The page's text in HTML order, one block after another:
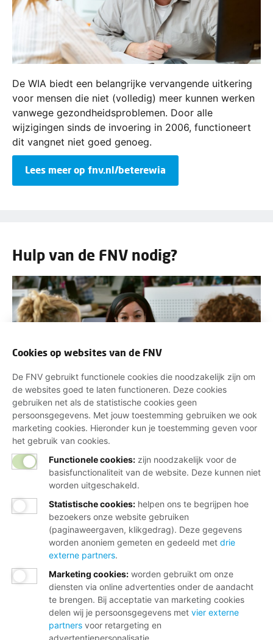
De WIA biedt een belangrijke vervangende uitkering
voor mensen die niet (volledig) meer kunnen werken
vanwege gezondheidsproblemen. Door alle
wijzigingen sinds de invoering in 2006, functioneert
dit vangnet niet goed genoeg.
Lees meer op fnv.nl/beterewia
Hulp van de FNV nodig?
Kom je er na het lezen van de informatie op deze
pagina toch niet uit? Neem dan gerust contact met
ons op, wij staan voor je klaar!
Naar Service & Contact
VERDIEN WAT JE WAARD BENT,
SAMEN MET DE FNV
Invloed op je cao met betere loonafspraken
Juridische hulp bij loonconflicten of
Cookies op websites van de FNV
De FNV gebruikt functionele cookies die noodzakelijk zijn om
de websites goed te laten functioneren. Deze cookies
gebruiken net als de statistische cookies geen
persoonsgegevens. Met jouw toestemming gebruiken we ook
marketing cookies. Hieronder kun je toestemming geven voor
het gebruik van cookies.
Functionele cookies: zijn noodzakelijk voor de
basisfunctionaliteit van de website. Deze kunnen niet
worden uitgeschakeld.
Statistische cookies: helpen ons te begrijpen hoe
bezoekers onze website gebruiken
(paginaweergaven, klikgedrag). Deze gegevens
worden anoniem gemeten en gedeeld met drie
externe partners.
Marketing cookies: worden gebruikt om onze
diensten via online advertenties onder de aandacht
te brengen. Bij acceptatie van marketing cookies
delen wij je persoonsgegevens met vier externe
partners voor retargeting en
advertentiepersonalisatie.